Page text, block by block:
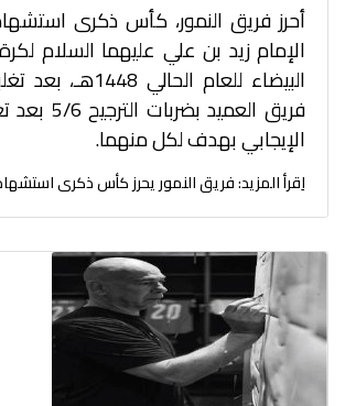
أحرز فريق النمور، كأس ذكرى
الإمام زيد بن علي عليهما السلام
البيضاء للعام
فريق العميد
الإيجابي بهدف لكل منهما.
اِقرأ المزيد: فريق النمور يحرز كأس ذكرى